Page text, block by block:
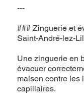
---
### Zinguerie et
Saint-André-lez-
Une zinguerie en
évacuer
maison contre les
capillaires.